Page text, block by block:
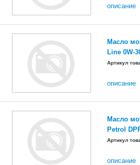
описание
Масло
Line 0W-
Артикул
описание
Масло
Petrol
Артикул
описание